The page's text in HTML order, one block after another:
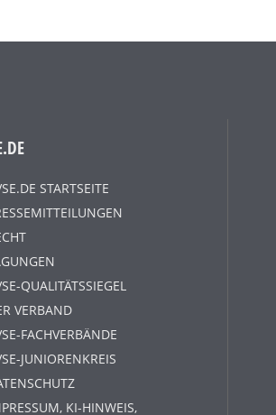
STARTSEITE
QUALITÄTSSIEGEL
VERBAND
FACHVERBÄNDE
JUNIORENKREIS
KI-HINWEIS,